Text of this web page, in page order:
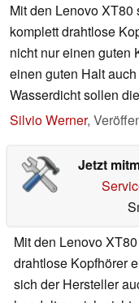
Mit den Lenovo XT80
komplett drahtlose
nicht nur einen guten
einen guten Halt
Wasserdicht sollen
Silvio Werner,
Jetzt
Mit den Lenovo
drahtlose Kopfhörer
sich der Hersteller